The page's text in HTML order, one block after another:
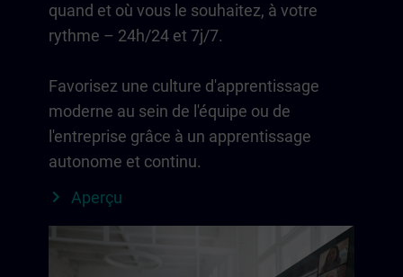
quand et où vous le souhaitez, à votre
rythme – 24h/24 et 7j/7.
Favorisez une culture d'apprentissage
moderne au sein de l'équipe ou de
l'entreprise grâce à un apprentissage
autonome et continu.
Aperçu